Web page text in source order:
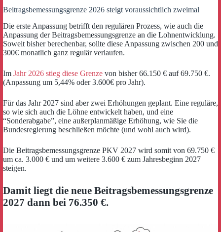
Beitragsbemessungsgrenze 2026 steigt voraussichtlich zweimal
Die erste Anpassung betrifft den regulären Prozess, wie auch die
Anpassung der Beitragsbemessungsgrenze an die Lohnentwicklung.
Soweit bisher berechenbar, sollte diese Anpassung zwischen 200 und
300€ monatlich ganz regulär verlaufen.
Im Jahr 2026 stieg diese Grenze von bisher 66.150 € auf 69.750 €.
(Anpassung um 5,44% oder 3.600€ pro Jahr).
Für das Jahr 2027 sind aber zwei Erhöhungen geplant. Eine reguläre,
so wie sich auch die Löhne entwickelt haben, und eine
“Sonderabgabe”, eine außerplanmäßige Erhöhung, wie Sie die
Bundesregierung beschließen möchte (und wohl auch wird).
Die Beitragsbemessungsgrenze PKV 2027 wird somit von 69.750 €
um ca. 3.000 € und um weitere 3.600 € zum Jahresbeginn 2027
steigen.
Damit liegt die neue Beitragsbemessungsgrenze
2027 dann bei 76.350 €.